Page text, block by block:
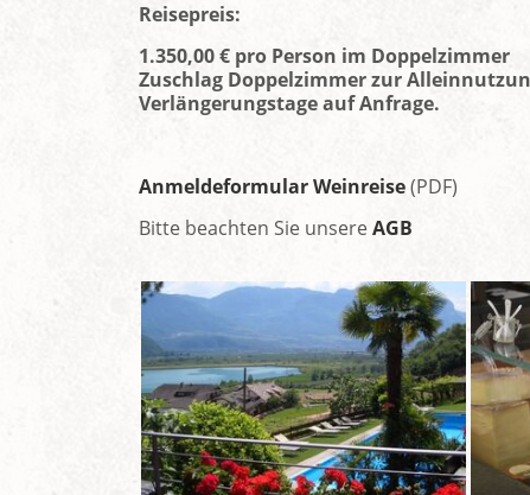
Reisepreis:
1.350,00 € pro Person im Doppelzimmer
Zuschlag Doppelzimmer zur
Verlängerungstage auf Anfrage.
Anmeldeformular Weinreise(PDF)
Bitte beachten Sie unsereAGB